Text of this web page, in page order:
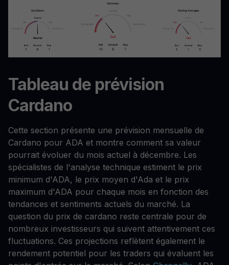
Tableau de prévision
Cardano
Cette section présente une prévision mensuelle de
Cardano pour ADA et montre comment sa valeur
pourrait évoluer du mois actuel à décembre. Les
spécialistes de l'analyse technique estiment le prix
minimum d'ADA, le prix moyen d'Ada et le prix
maximum d'ADA pour chaque mois en fonction des
tendances et sentiments actuels du marché. La
question du prix de cardano reste centrale pour de
nombreux investisseurs qui suivent attentivement ces
fluctuations. Ces projections reflètent également le
rendement potentiel pour les traders qui évaluent les